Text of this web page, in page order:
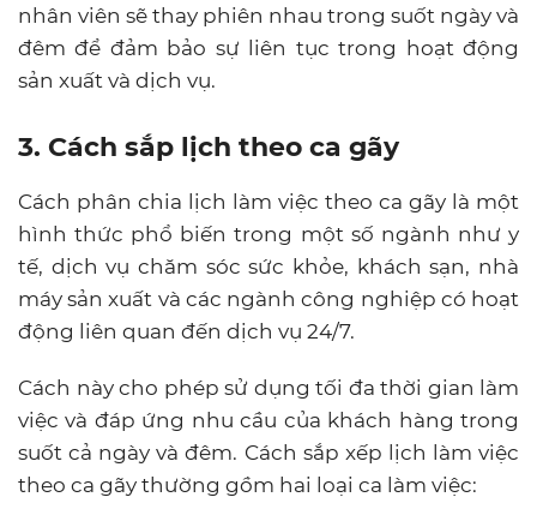
nhân viên sẽ thay phiên nhau trong suốt ngày và
đêm để đảm bảo sự liên tục trong hoạt động
sản xuất và dịch vụ.
3. Cách sắp lịch theo ca gãy
Cách phân chia lịch làm việc theo ca gãy là một
hình thức phổ biến trong một số ngành như y
tế, dịch vụ chăm sóc sức khỏe, khách sạn, nhà
máy sản xuất và các ngành công nghiệp có hoạt
động liên quan đến dịch vụ 24/7.
Cách này cho phép sử dụng tối đa thời gian làm
việc và đáp ứng nhu cầu của khách hàng trong
suốt cả ngày và đêm. Cách sắp xếp lịch làm việc
theo ca gãy thường gồm hai loại ca làm việc: